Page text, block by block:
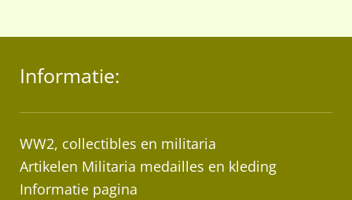
Informatie:
WW2, collectibles en militaria
Artikelen Militaria medailles en kleding
Informatie pagina